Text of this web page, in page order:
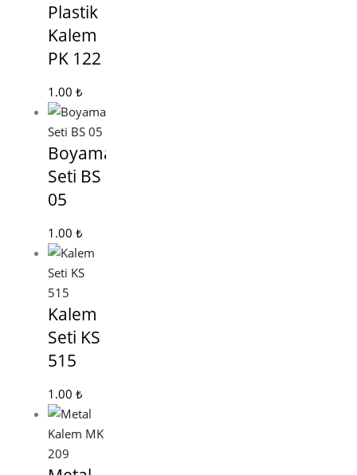
Plastik
Kalem
PK 122
1.00 ₺
Boyama
Seti BS
05
1.00 ₺
Kalem
Seti KS
515
1.00 ₺